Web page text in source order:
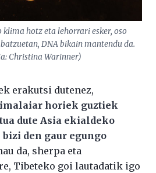
hotz eta lehorrari esker, oso
DNA bikain mantendu da.
Christina Warinner)
erakutsi dutenez,
horiek guztiek
dute Asia ekialdeko
den gaur egungo
da, sherpa eta
Tibeteko goi lautadatik igo